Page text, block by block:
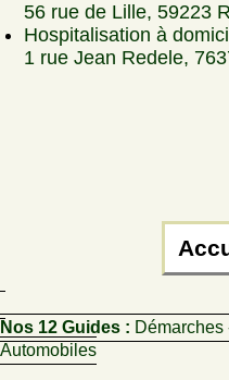
56 rue de Lille, 59223
Hospitalisation à
1 rue Jean Redele,
Nos 12 Guides : Démarches
Automobiles